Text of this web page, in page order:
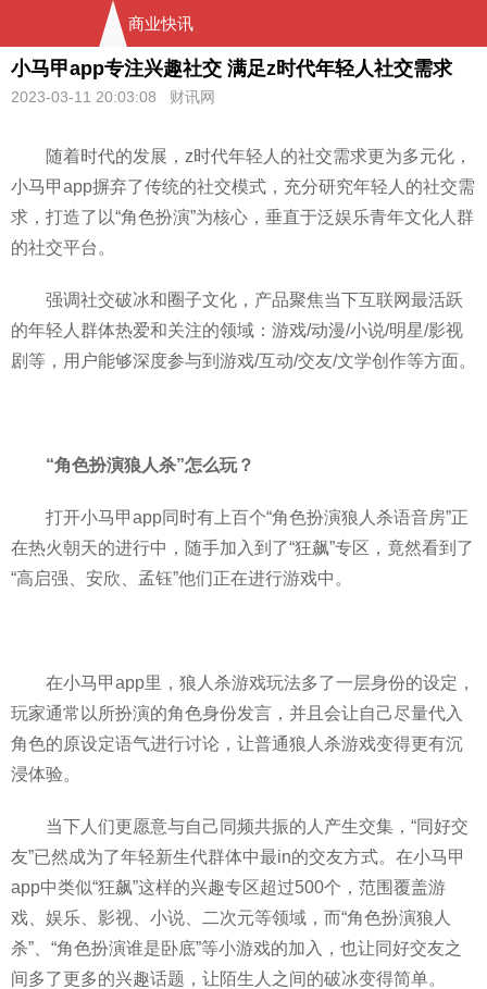
商业快讯
小马甲app专注兴趣社交 满足z时代年轻人社交需求
2023-03-11 20:03:08 财讯网
随着时代的发展，z时代年轻人的社交需求更为多元化，
小马甲app摒弃了传统的社交模式，充分研究年轻人的社交需
求，打造了以“角色扮演”为核心，垂直于泛娱乐青年文化人群
的社交平台。
强调社交破冰和圈子文化，产品聚焦当下互联网最活跃
的年轻人群体热爱和关注的领域：游戏/动漫/小说/明星/影视
剧等，用户能够深度参与到游戏/互动/交友/文学创作等方面。
“角色扮演狼人杀”怎么玩？
打开小马甲app同时有上百个“角色扮演狼人杀语音房”正
在热火朝天的进行中，随手加入到了“狂飙”专区，竟然看到了
“高启强、安欣、孟钰”他们正在进行游戏中。
在小马甲app里，狼人杀游戏玩法多了一层身份的设定，
玩家通常以所扮演的角色身份发言，并且会让自己尽量代入
角色的原设定语气进行讨论，让普通狼人杀游戏变得更有沉
浸体验。
当下人们更愿意与自己同频共振的人产生交集，“同好交
友”已然成为了年轻新生代群体中最in的交友方式。在小马甲
app中类似“狂飙”这样的兴趣专区超过500个，范围覆盖游
戏、娱乐、影视、小说、二次元等领域，而“角色扮演狼人
杀”、“角色扮演谁是卧底”等小游戏的加入，也让同好交友之
间多了更多的兴趣话题，让陌生人之间的破冰变得简单。